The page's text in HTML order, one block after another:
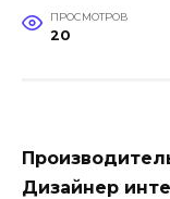
ПРОСМОТРОВ
20
Дизайнер